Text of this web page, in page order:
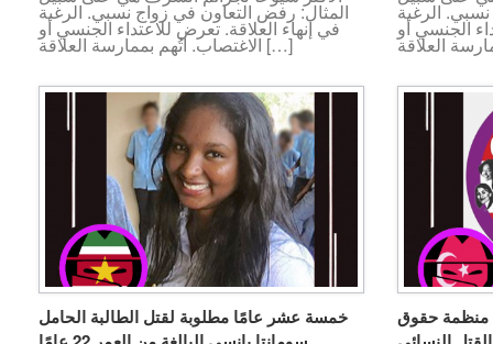
المثال: رفض التعاون في زواج نسبي. الرغبة
في إنهاء العلاقة. تعرض للاعتداء الجنسي أو
الاغتصاب. اتُهم بممارسة العلاقة […]
الرغبة
الجنسي أو
خمسة عشر عامًا مطلوبة لقتل الطالبة الحامل
منظمة حقوق